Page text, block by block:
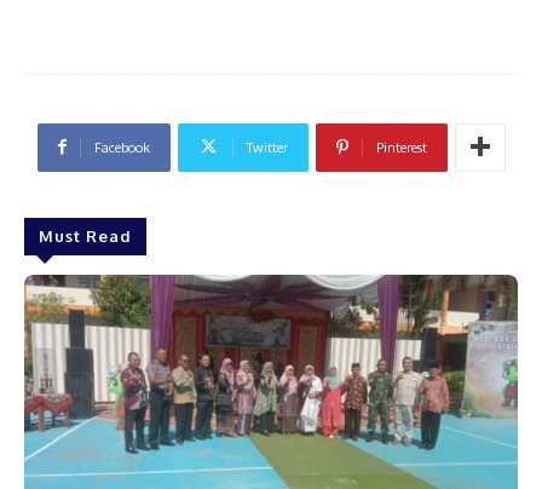
Facebook Twitter Pinterest
Must Read